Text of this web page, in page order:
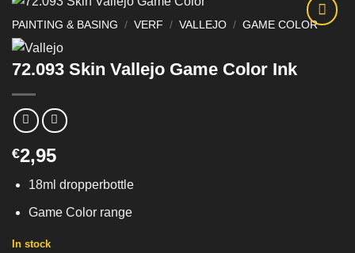
PAINTING & BASING / VERF / VALLEJO / GAME COLOR
72.093 Skin Vallejo Game Color Ink
€2,95
18ml dropperbottle
Game Color range
In stock